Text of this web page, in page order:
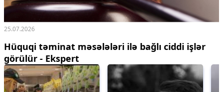
25.07.2026
Hüquqi təminat məsələləri ilə bağlı ciddi işlər
görülür - Ekspert